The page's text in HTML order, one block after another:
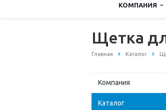
КОМПАНИЯ
Щетка
Главная Каталог
Компания
Каталог